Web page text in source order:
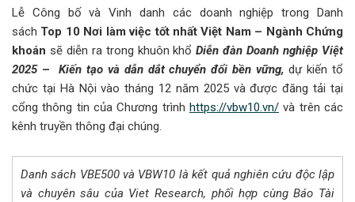
Lễ Công bố và Vinh danh các doanh nghiệp trong Danh
sách Top 10 Nơi làm việc tốt nhất Việt Nam – Ngành Chứng
khoán sẽ diễn ra trong khuôn khổDiễn đàn Doanh nghiệp Việt
2025 – Kiến tạo và dẫn dắt chuyển đổi bền vững,dự kiến tổ
chức tại Hà Nội vào tháng 12 năm 2025 và được đăng tải tại
cổng thông tin của Chương trình https://vbw10.vn/ và trên các
kênh truyền thông đại chúng.
Danh sách VBE500 và VBW10 là kết quả nghiên cứu độc lập
và chuyên sâu của Viet Research, phối hợp cùng Báo Tài